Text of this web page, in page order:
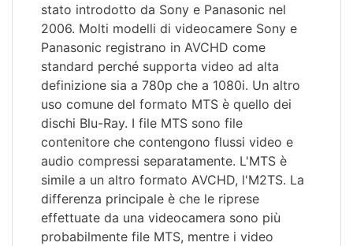
stato introdotto da Sony e Panasonic nel
2006. Molti modelli di videocamere Sony e
Panasonic registrano in AVCHD come
standard perché supporta video ad alta
definizione sia a 780p che a 1080i. Un altro
uso comune del formato MTS è quello dei
dischi Blu-Ray. I file MTS sono file
contenitore che contengono flussi video e
audio compressi separatamente. L'MTS è
simile a un altro formato AVCHD, l'M2TS. La
differenza principale è che le riprese
effettuate da una videocamera sono più
probabilmente file MTS, mentre i video